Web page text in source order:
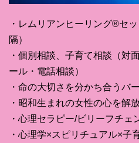
・レムリアンヒーリング®セ
隔）
・個別相談、子育て相談（対
ール・電話相談）
・命の大切さを分かち合うバ
・昭和生まれの女性の心を解
・心理セラピー/ビリーフチェ
・心理学×スピリチュアル×子